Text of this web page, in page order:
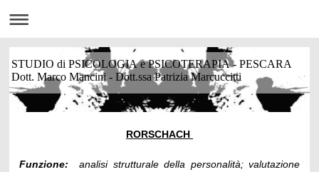
STUDIO di PSICOLOGIA e PSICOTERAPIA - PESCARA
Dott. Marco Mancini - Dott.ssa Patrizia Marcuccitti
RORSCHACH
Funzione: analisi strutturale della personalità; valutazione